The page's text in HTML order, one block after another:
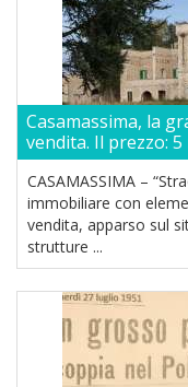
Casamassima, la
vendita. Il prezzo:
CASAMASSIMA –
immobiliare con
vendita, apparso sul
strutture ...